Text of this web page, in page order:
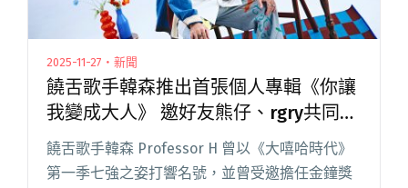
2025-11-27・新聞
饒舌歌手韓森推出首張個人專輯《你讓
我變成大人》 邀好友熊仔、rgry共同製
作
饒舌歌手韓森 Professor H 曾以《大嘻哈時代》
第一季七強之姿打響名號，並曾受邀擔任金鐘獎